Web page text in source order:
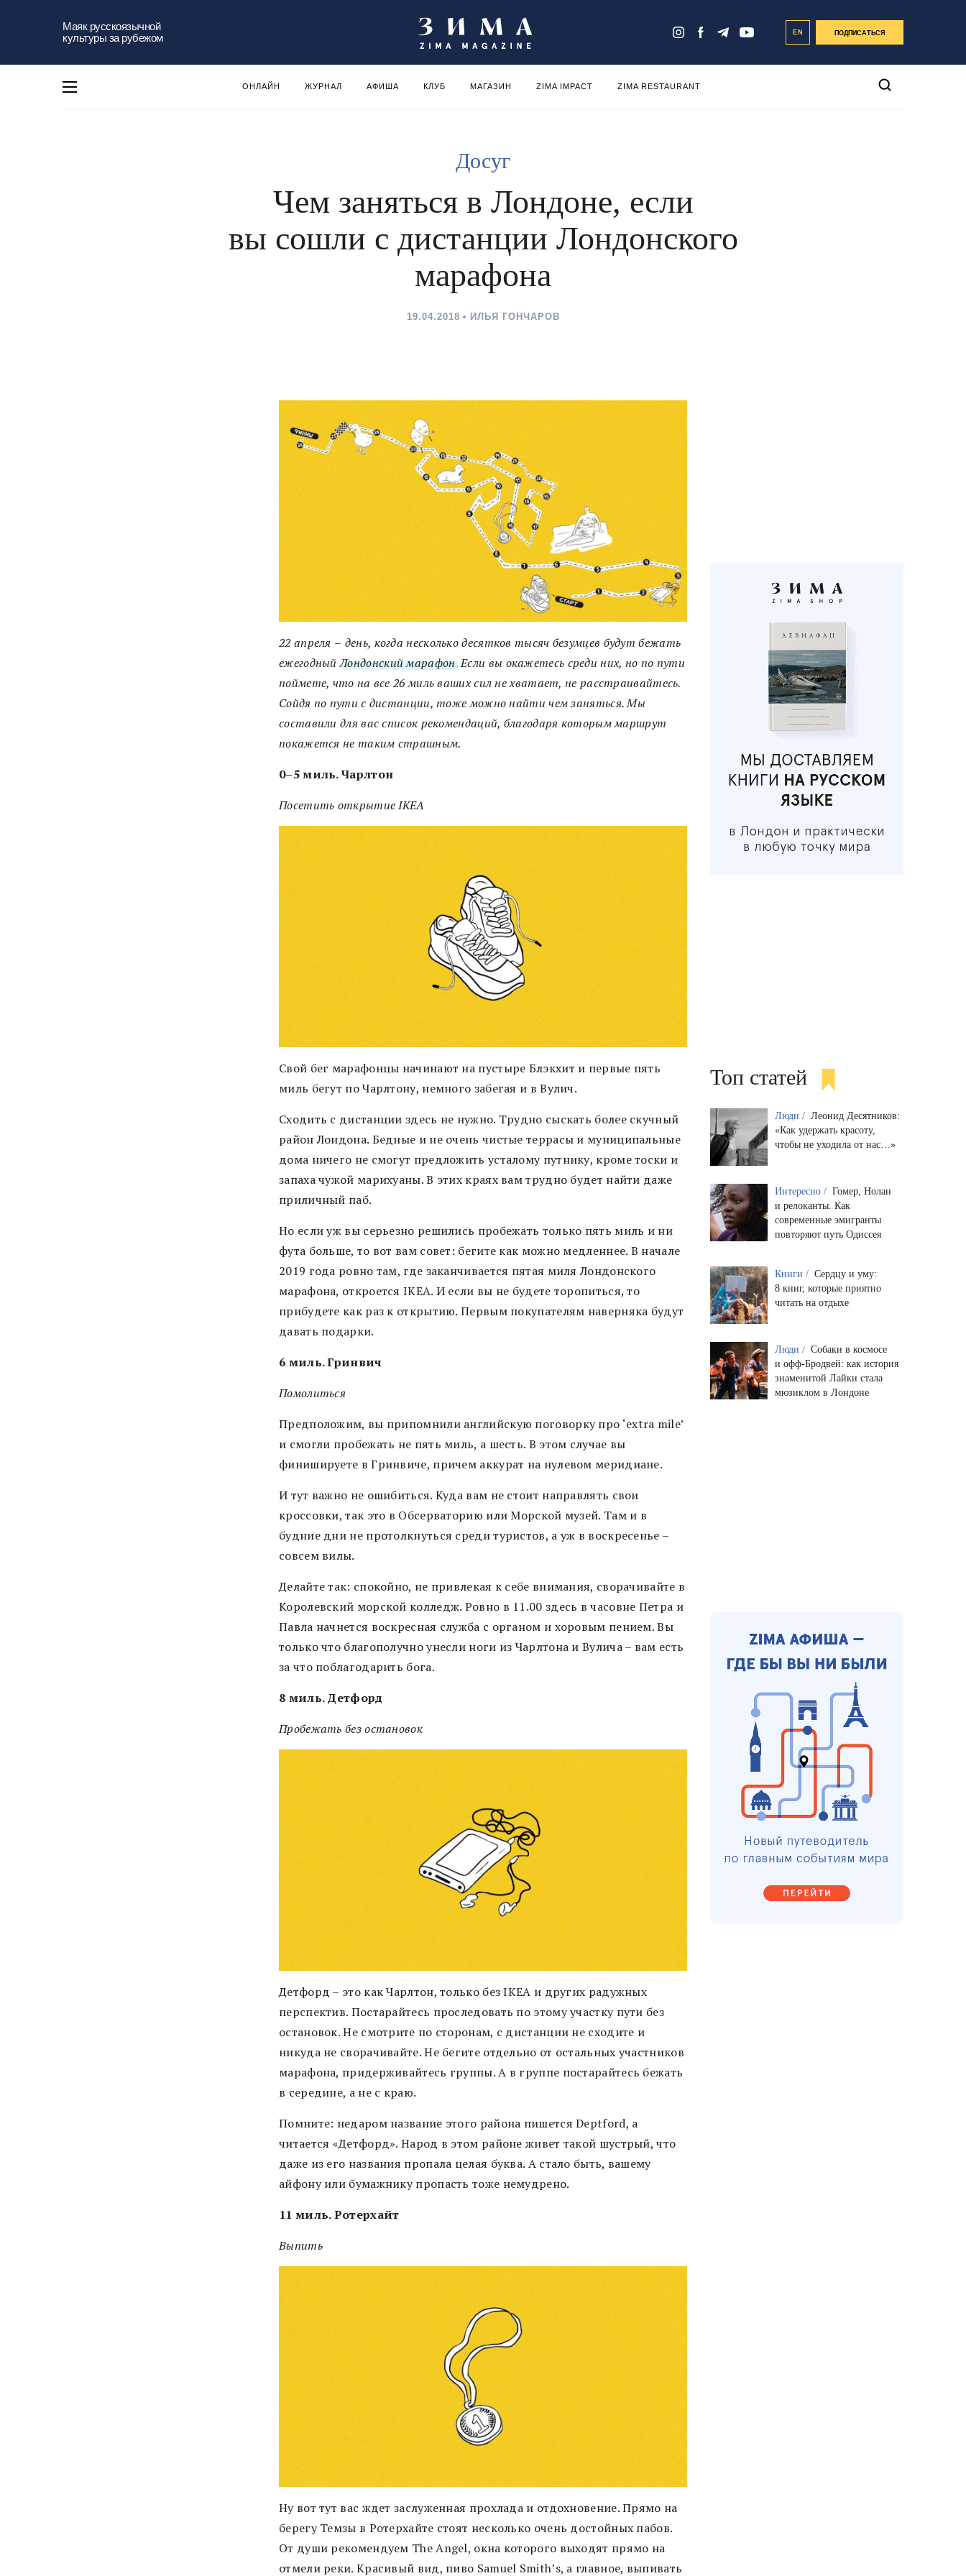
Маяк русскоязычной
культуры за рубежом
EN ПОДПИСАТЬСЯ
ОНЛАЙН ЖУРНАЛ АФИША КЛУБ МАГАЗИН ZIMA IMPACT ZIMA RESTAURANT
Досуг
Чем заняться в Лондоне, если
вы сошли с дистанции Лондонского
марафона
19.04.2018 ИЛЬЯ ГОНЧАРОВ
22 апреля – день, когда несколько десятков тысяч безумцев будут бежать
ежегодныйЛондонский марафон. Если вы окажетесь среди них, но по пути
поймете, что на все 26 миль ваших сил не хватает, не расстраивайтесь.
Сойдя по пути с дистанции, тоже можно найти чем заняться. Мы
составили для вас список рекомендаций, благодаря которым маршрут
покажется не таким страшным.
0–5 миль. Чарлтон
Посетить открытие IKEA
Свой бег марафонцы начинают на пустыре Блэкхит и первые пять
миль бегут по Чарлтону, немного забегая и в Вулич.
Сходить с дистанции здесь не нужно. Трудно сыскать более скучный
район Лондона. Бедные и не очень чистые террасы и муниципальные
дома ничего не смогут предложить усталому путнику, кроме тоски и
запаха чужой марихуаны. В этих краях вам трудно будет найти даже
приличный паб.
Но если уж вы серьезно решились пробежать только пять миль и ни
фута больше, то вот вам совет: бегите как можно медленнее. В начале
2019 года ровно там, где заканчивается пятая миля Лондонского
марафона, откроется IKEA. И если вы не будете торопиться, то
прибудете как раз к открытию. Первым покупателям наверняка будут
давать подарки.
6 миль. Гринвич
Помолиться
Предположим, вы припомнили английскую поговорку про ‘extra mile’
и смогли пробежать не пять миль, а шесть. В этом случае вы
финишируете в Гринвиче, причем аккурат на нулевом меридиане.
И тут важно не ошибиться. Куда вам не стоит направлять свои
кроссовки, так это в Обсерваторию или Морской музей. Там и в
будние дни не протолкнуться среди туристов, а уж в воскресенье –
совсем вилы.
Делайте так: спокойно, не привлекая к себе внимания, сворачивайте в
Королевский морской колледж. Ровно в 11.00 здесь в часовне Петра и
Павла начнется воскресная служба с органом и хоровым пением. Вы
только что благополучно унесли ноги из Чарлтона и Вулича – вам есть
за что поблагодарить бога.
8 миль. Детфорд
Пробежать без остановок
Детфорд – это как Чарлтон, только без IKEA и других радужных
перспектив. Постарайтесь проследовать по этому участку пути без
остановок. Не смотрите по сторонам, с дистанции не сходите и
никуда не сворачивайте. Не бегите отдельно от остальных участников
марафона, придерживайтесь группы. А в группе постарайтесь бежать
в середине, а не с краю.
Помните: недаром название этого района пишется Deptford, а
читается «Детфорд». Народ в этом районе живет такой шустрый, что
даже из его названия пропала целая буква. А стало быть, вашему
айфону или бумажнику пропасть тоже немудрено.
11 миль. Ротерхайт
Выпить
Ну вот тут вас ждет заслуженная прохлада и отдохновение. Прямо на
берегу Темзы в Ротерхайте стоят несколько очень достойных пабов.
От души рекомендуем The Angel, окна которого выходят прямо на
отмели реки. Красивый вид, пиво Samuel Smith’s, а главное, выпивать
Топ статей
Люди / Леонид Десятников:
«Как удержать красоту,
чтобы не уходила от нас…»
Интересно / Гомер, Нолан
и релоканты. Как
современные эмигранты
повторяют путь Одиссея
Книги / Сердцу и уму:
8 книг, которые приятно
читать на отдыхе
Люди / Собаки в космосе
и офф-Бродвей: как история
знаменитой Лайки стала
мюзиклом в Лондоне